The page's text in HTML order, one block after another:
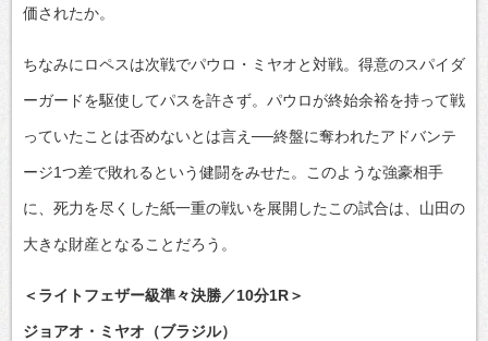
価されたか。
ちなみにロペスは次戦でパウロ・ミヤオと対戦。得意のスパイダ
ーガードを駆使してパスを許さず。パウロが終始余裕を持って戦
っていたことは否めないとは言え──終盤に奪われたアドバンテ
ージ1つ差で敗れるという健闘をみせた。このような強豪相手
に、死力を尽くした紙一重の戦いを展開したこの試合は、山田の
大きな財産となることだろう。
＜ライトフェザー級準々決勝／10分1R＞
ジョアオ・ミヤオ（ブラジル）